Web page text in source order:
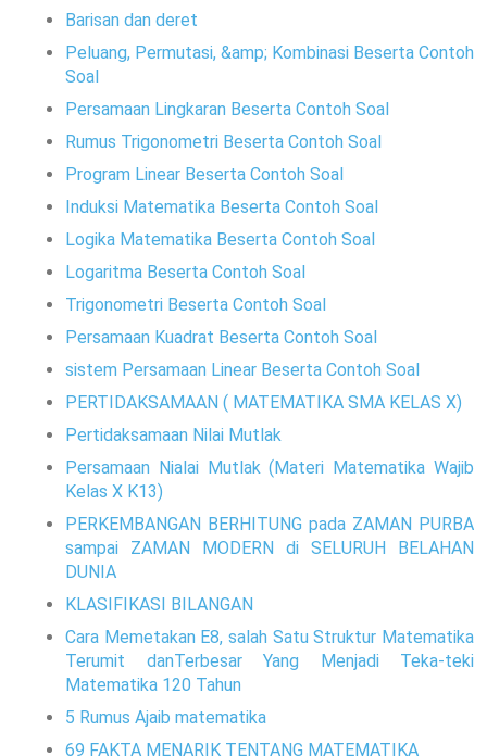
Barisan dan deret
Peluang, Permutasi, &amp; Kombinasi Beserta Contoh
Soal
Persamaan Lingkaran Beserta Contoh Soal
Rumus Trigonometri Beserta Contoh Soal
Program Linear Beserta Contoh Soal
Induksi Matematika Beserta Contoh Soal
Logika Matematika Beserta Contoh Soal
Logaritma Beserta Contoh Soal
Trigonometri Beserta Contoh Soal
Persamaan Kuadrat Beserta Contoh Soal
sistem Persamaan Linear Beserta Contoh Soal
PERTIDAKSAMAAN ( MATEMATIKA SMA KELAS X)
Pertidaksamaan Nilai Mutlak
Persamaan Nialai Mutlak (Materi Matematika Wajib
Kelas X K13)
PERKEMBANGAN BERHITUNG pada ZAMAN PURBA
sampai ZAMAN MODERN di SELURUH BELAHAN
DUNIA
KLASIFIKASI BILANGAN
Cara Memetakan E8, salah Satu Struktur Matematika
Terumit danTerbesar Yang Menjadi Teka-teki
Matematika 120 Tahun
5 Rumus Ajaib matematika
69 FAKTA MENARIK TENTANG MATEMATIKA